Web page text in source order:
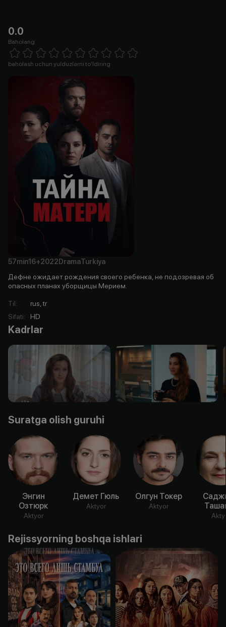
0.0
Baholang
1 Star 2 Stars 3 Stars 4 Stars5 Stars 6 Stars7 Stars8 Stars
baholash uchun yulduzlarni to'ldiring
57min16+2022 DramaTurkiya
Дефне ожидает рождения своего ребенка, не подозревая об
опасных планах уборщицы Мерием.
Til:
rus, tr
Sifati: HD
Kadrlar
Suratga olish guruhi
Энгин
Озтюрк
Aktyor
Демет Гюль
Aktyor
Олгун Токер
Aktyor
Rejissyorning boshqa ishlari